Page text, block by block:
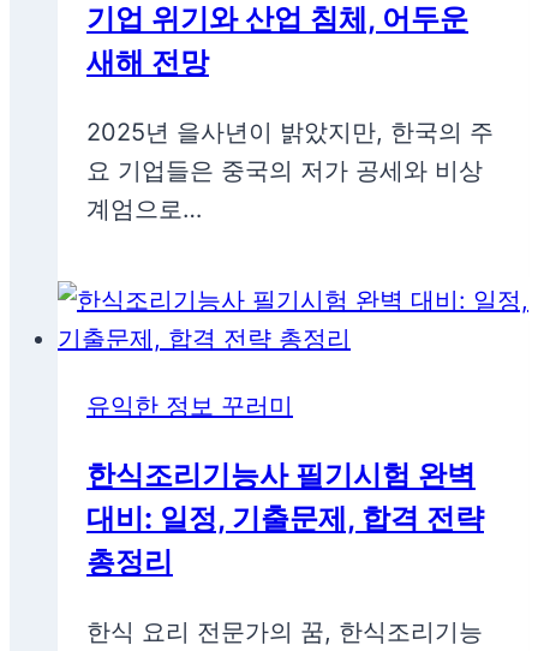
기업 위기와 산업 침체, 어두운
새해 전망
2025년 을사년이 밝았지만, 한국의 주
요 기업들은 중국의 저가 공세와 비상
계엄으로…
유익한 정보 꾸러미
한식조리기능사 필기시험 완벽
대비: 일정, 기출문제, 합격 전략
총정리
한식 요리 전문가의 꿈, 한식조리기능